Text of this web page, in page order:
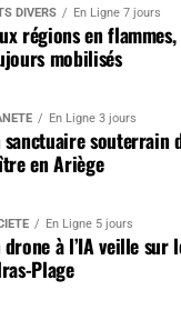
DIVERS En Ligne 7 jours
régions en
mobilisés
En Ligne 3 jours
sanctuaire souterrain
en Ariège
En Ligne 5 jours
drone à l’IA veille sur
Plage